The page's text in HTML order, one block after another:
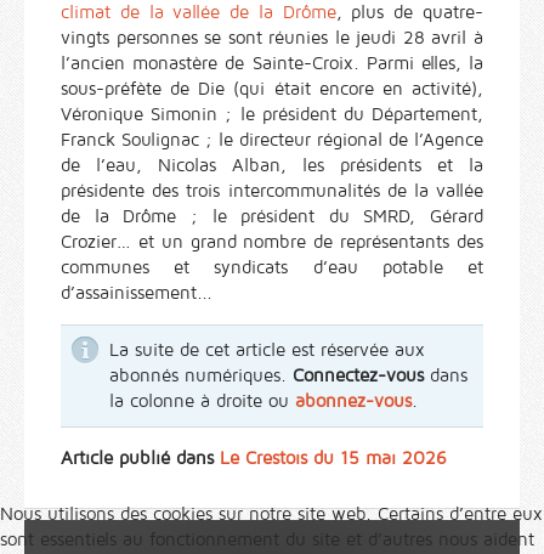
climat de la vallée de la Drôme, plus de quatre-
vingts personnes se sont réunies le jeudi 28 avril à
l’ancien monastère de Sainte-Croix. Parmi elles, la
sous-préfète de Die (qui était encore en activité),
Véronique Simonin ; le président du Département,
Franck Soulignac ; le directeur régional de l’Agence
de l’eau, Nicolas Alban, les présidents et la
présidente des trois intercommunalités de la vallée
de la Drôme ; le président du SMRD, Gérard
Crozier… et un grand nombre de représentants des
communes et syndicats d’eau potable et
d’assainissement...
La suite de cet article est réservée aux
abonnés numériques. Connectez-vousdans
la colonne à droite ou abonnez-vous.
Article publié dans Le Crestois du 15 mai 2026
Nous utilisons des cookies sur notre site web. Certains d’entre eux
sont essentiels au fonctionnement du site et d’autres nous aident